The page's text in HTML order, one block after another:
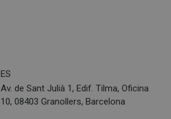
ES
Av. de Sant Julià 1, Edif. Tilma, Oficina
10, 08403 Granollers, Barcelona